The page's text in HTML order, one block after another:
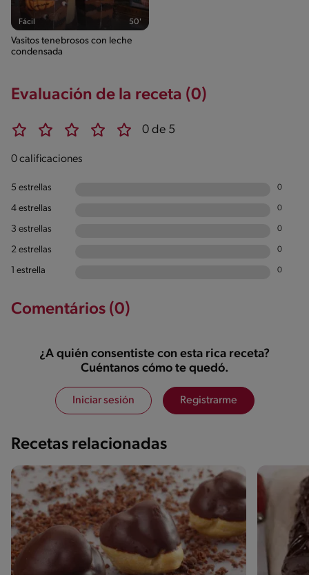
Fácil 50'
Vasitos tenebrosos con leche
condensada
Evaluación de la receta (0)
0 de 5
0 calificaciones
5 estrellas 0
4 estrellas 0
3 estrellas 0
2 estrellas 0
1 estrella 0
Comentários (0)
¿A quién consentiste con esta rica receta?
Cuéntanos cómo te quedó.
Iniciar sesión Registrarme
Recetas relacionadas